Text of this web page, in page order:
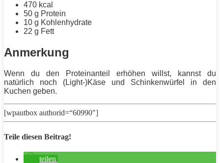
470 kcal
50 g Protein
10 g Kohlenhydrate
22 g Fett
Anmerkung
Wenn du den Proteinanteil erhöhen willst, kannst du
natürlich noch (Light-)Käse und Schinkenwürfel in den
Kuchen geben.
[wpautbox authorid=“60990″]
Teile diesen Beitrag!
teilen